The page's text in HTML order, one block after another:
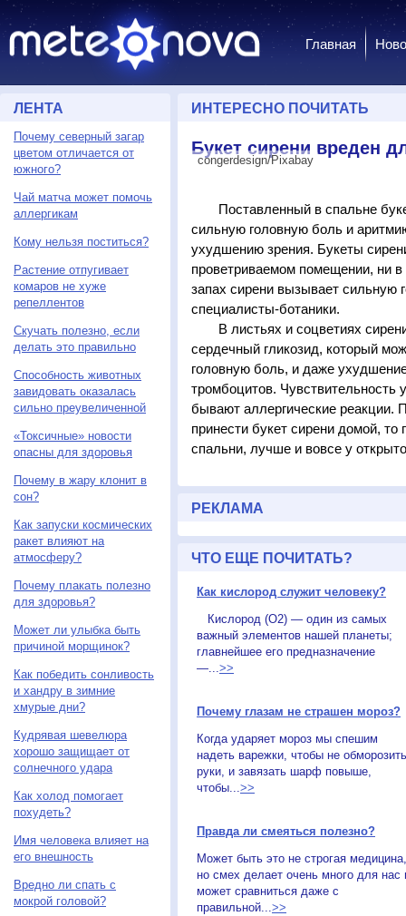
Главная
ЛЕНТА
Почему северный загар
цветом отличается от
южного?
Чай матча может помочь
аллергикам
Кому нельзя поститься?
Растение отпугивает
комаров не хуже
репеллентов
Скучать полезно, если
делать это правильно
Способность животных
завидовать оказалась
сильно преувеличенной
«Токсичные» новости
опасны для здоровья
Почему в жару клонит в
сон?
Как запуски космических
ракет влияют на
атмосферу?
Почему плакать полезно
для здоровья?
Может ли улыбка быть
причиной морщинок?
Как победить сонливость
и хандру в зимние
хмурые дни?
Кудрявая шевелюра
хорошо защищает от
солнечного удара
Как холод помогает
похудеть?
Имя человека влияет на
его внешность
Вредно ли спать с
мокрой головой?
ИНТЕРЕСНО ПОЧИТАТЬ
Букет сирени вреден
congerdesign/Pixabay
Поставленный в спальне
сильную головную боль и
ухудшению зрения. Букеты
проветриваемом помещении, ни в
запах сирени вызывает сильную
специалисты-ботаники.
В листьях и соцветиях
сердечный гликозид, который
головную боль, и даже
тромбоцитов. Чувствительность
бывают аллергические реакции.
принести букет сирени домой,
спальни, лучше и вовсе у
РЕКЛАМА
ЧТО ЕЩЕ ПОЧИТАТЬ?
Как кислород служит человеку?
Кислород (O2) — один из самых
важный элементов нашей планеты;
главнейшее его предназначение
—...>>
Почему глазам не страшен мороз?
Когда ударяет мороз мы спешим
надеть варежки, чтобы не обморозить
руки, и завязать шарф повыше,
чтобы...>>
Правда ли смеяться полезно?
Может быть это не строгая медицина,
но смех делает очень много для нас
может сравниться даже с
правильной...>>